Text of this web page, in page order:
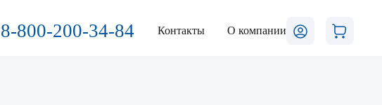
8-800-200-34-84 Контакты О компании